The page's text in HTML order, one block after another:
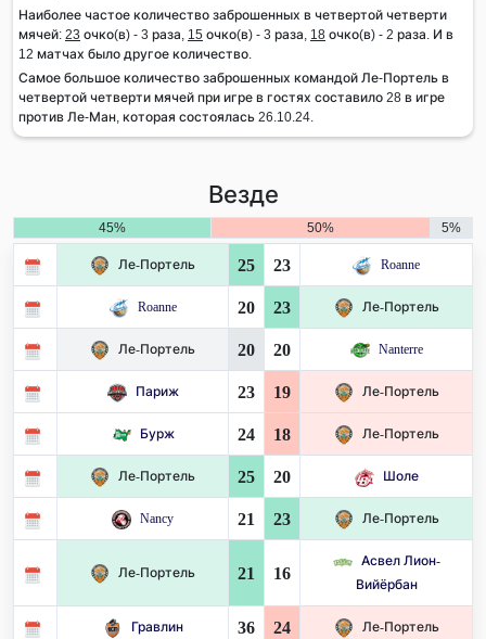
Наиболее частое количество заброшенных в четвертой четверти
мячей: 23 очко(в) - 3 раза, 15 очко(в) - 3 раза, 18 очко(в) - 2 раза. И в
12 матчах было другое количество.
Самое большое количество заброшенных командой Ле-Портель в
четвертой четверти мячей при игре в гостях составило 28 в игре
против Ле-Ман, которая состоялась 26.10.24.
Везде
45% 50% 5%
Ле-Портель 25 23 Roanne
Roanne 20 23 Ле-Портель
Ле-Портель 20 20 Nanterre
Париж 23 19 Ле-Портель
Бурж 24 18 Ле-Портель
Ле-Портель 25 20 Шоле
Nancy 21 23 Ле-Портель
Ле-Портель 21 16
Асвел Лион-
Вийёрбан
Гравлин 36 24 Ле-Портель